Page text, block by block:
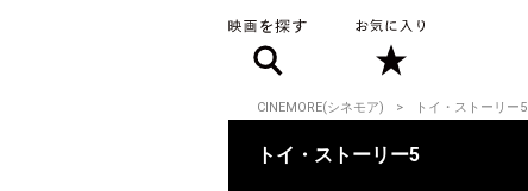
CINEMORE(シネモア) トイ・ストーリー5
トイ・ストーリー5